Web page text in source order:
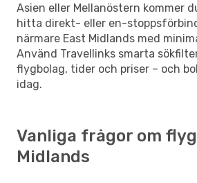
Asien eller Mellanöstern kommer
hitta direkt- eller en-
närmare East Midlands med
Använd Travellinks smarta
flygbolag, tider och priser – och
idag.
Vanliga frågor om
Midlands